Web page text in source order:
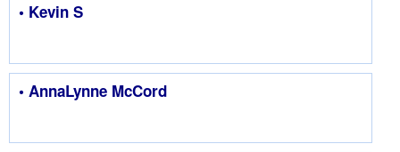
• Kevin S
• AnnaLynne McCord